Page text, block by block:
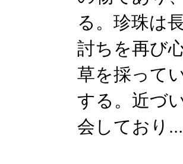
る。珍珠は
討ちを再び
草を採って
する。近づ
会しており...